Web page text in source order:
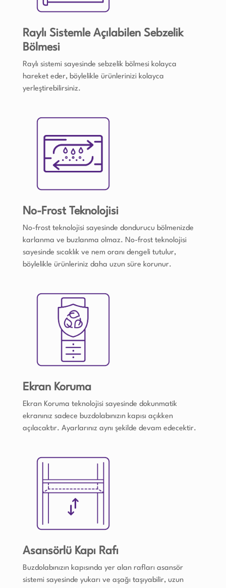
Raylı Sistemle Açılabilen Sebzelik
Bölmesi
Raylı sistemi sayesinde sebzelik bölmesi kolayca
hareket eder, böylelikle ürünlerinizi kolayca
yerleştirebilirsiniz.
No-Frost Teknolojisi
No-frost teknolojisi sayesinde dondurucu bölmenizde
karlanma ve buzlanma olmaz. No-frost teknolojisi
sayesinde sıcaklık ve nem oranı dengeli tutulur,
böylelikle ürünleriniz daha uzun süre korunur.
Ekran Koruma
Ekran Koruma teknolojisi sayesinde dokunmatik
ekranınız sadece buzdolabınızın kapısı açıkken
açılacaktır. Ayarlarınız aynı şekilde devam edecektir.
Asansörlü Kapı Rafı
Buzdolabınızın kapısında yer alan rafları asansör
sistemi sayesinde yukarı ve aşağı taşıyabilir, uzun